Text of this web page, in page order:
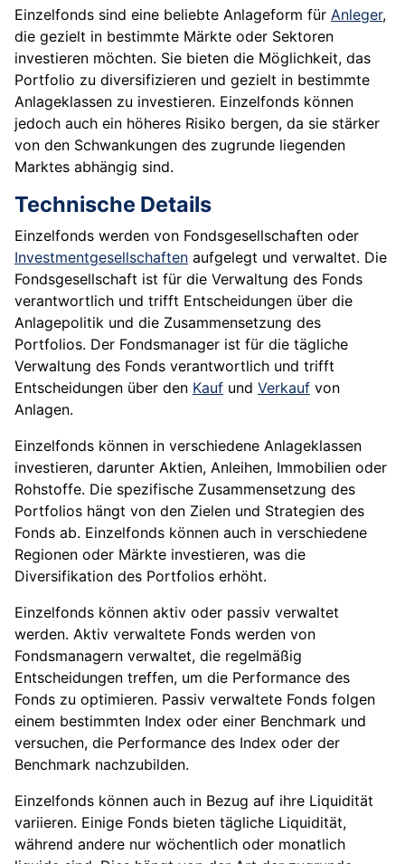
Einzelfonds sind eine beliebte Anlageform für Anleger,
die gezielt in bestimmte Märkte oder Sektoren
investieren möchten. Sie bieten die Möglichkeit, das
Portfolio zu diversifizieren und gezielt in bestimmte
Anlageklassen zu investieren. Einzelfonds können
jedoch auch ein höheres Risiko bergen, da sie stärker
von den Schwankungen des zugrunde liegenden
Marktes abhängig sind.
Technische Details
Einzelfonds werden von Fondsgesellschaften oder
Investmentgesellschaften aufgelegt und verwaltet. Die
Fondsgesellschaft ist für die Verwaltung des Fonds
verantwortlich und trifft Entscheidungen über die
Anlagepolitik und die Zusammensetzung des
Portfolios. Der Fondsmanager ist für die tägliche
Verwaltung des Fonds verantwortlich und trifft
Entscheidungen über den Kauf und Verkauf von
Anlagen.
Einzelfonds können in verschiedene Anlageklassen
investieren, darunter Aktien, Anleihen, Immobilien oder
Rohstoffe. Die spezifische Zusammensetzung des
Portfolios hängt von den Zielen und Strategien des
Fonds ab. Einzelfonds können auch in verschiedene
Regionen oder Märkte investieren, was die
Diversifikation des Portfolios erhöht.
Einzelfonds können aktiv oder passiv verwaltet
werden. Aktiv verwaltete Fonds werden von
Fondsmanagern verwaltet, die regelmäßig
Entscheidungen treffen, um die Performance des
Fonds zu optimieren. Passiv verwaltete Fonds folgen
einem bestimmten Index oder einer Benchmark und
versuchen, die Performance des Index oder der
Benchmark nachzubilden.
Einzelfonds können auch in Bezug auf ihre Liquidität
variieren. Einige Fonds bieten tägliche Liquidität,
während andere nur wöchentlich oder monatlich